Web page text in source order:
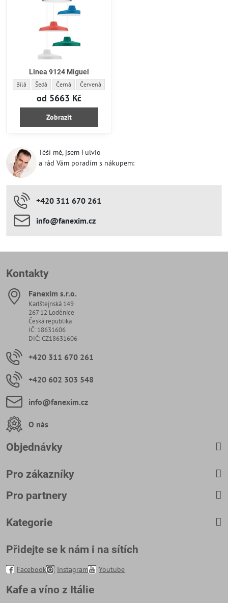
Linea 9124 Miguel
Linea 9124 Miguel - Barva:
Bílá Linea 9124 Miguel - Barva:
Šedá Linea 9124 Miguel - Barva:
Černá Linea 9124 Miguel - Barva:
Červená
od 5663 Kč
Zobrazit
Těší mě, jsem Fulvio
a rád Vám poradím s nákupem:
+420 311 670 261
info​​@fanexim​​.cz
Kontakty
Fanexim s​.r​.o​.
Karlštejnská 149
267 12 Loděnice
Česká republika
IČ: 18631606
DIČ: CZ18631606
+420 311 670 261
+420 602 303 548
info​@fanexim​.cz
O nás
Objednávky
Pro zákazníky
Pro partnery
Kategorie
Přidejte se k nám i na sítích
Facebook Instagram Youtube
Kafe a víno z Itálie